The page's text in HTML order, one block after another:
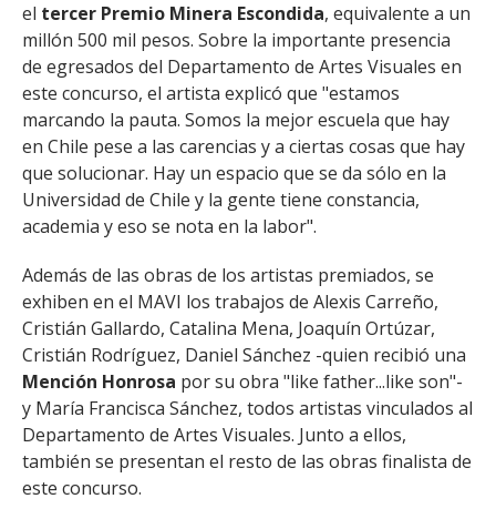
el tercer Premio Minera Escondida, equivalente a un
millón 500 mil pesos. Sobre la importante presencia
de egresados del Departamento de Artes Visuales en
este concurso, el artista explicó que "estamos
marcando la pauta. Somos la mejor escuela que hay
en Chile pese a las carencias y a ciertas cosas que hay
que solucionar. Hay un espacio que se da sólo en la
Universidad de Chile y la gente tiene constancia,
academia y eso se nota en la labor".
Además de las obras de los artistas premiados, se
exhiben en el MAVI los trabajos de Alexis Carreño,
Cristián Gallardo, Catalina Mena, Joaquín Ortúzar,
Cristián Rodríguez, Daniel Sánchez -quien recibió una
Mención Honrosa por su obra "like father...like son"-
y María Francisca Sánchez, todos artistas vinculados al
Departamento de Artes Visuales. Junto a ellos,
también se presentan el resto de las obras finalista de
este concurso.